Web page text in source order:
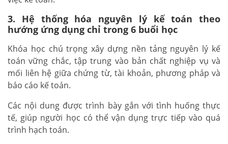
3. Hệ thống hóa nguyên lý kế toán theo
hướng ứng dụng chỉ trong 6 buổi học
Khóa học chú trọng xây dựng nền tảng nguyên lý kế
toán vững chắc, tập trung vào bản chất nghiệp vụ và
mối liên hệ giữa chứng từ, tài khoản, phương pháp và
báo cáo kế toán.
Các nội dung được trình bày gắn với tình huống thực
tế, giúp người học có thể vận dụng trực tiếp vào quá
trình hạch toán.